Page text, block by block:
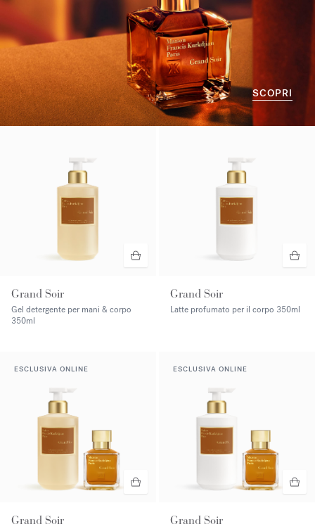
SCOPRI
Grand Soir
Gel detergente per mani & corpo
350ml
Grand Soir
Latte profumato per il corpo 350ml
ESCLUSIVA ONLINE
Grand Soir
ESCLUSIVA ONLINE
Grand Soir